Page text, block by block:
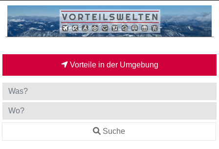
Vorteile in der Umgebung
Suche